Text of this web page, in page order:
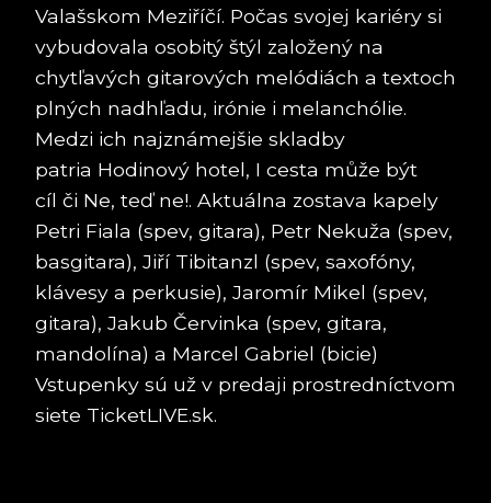
Valašskom Meziříčí. Počas svojej kariéry si
vybudovala osobitý štýl založený na
chytľavých gitarových melódiách a textoch
plných nadhľadu, irónie i melanchólie.
Medzi ich najznámejšie skladby
patria Hodinový hotel, I cesta může být
cíl či Ne, teď ne!. Aktuálna zostava kapely
Petri Fiala (spev, gitara), Petr Nekuža (spev,
basgitara), Jiří Tibitanzl (spev, saxofóny,
klávesy a perkusie), Jaromír Mikel (spev,
gitara), Jakub Červinka (spev, gitara,
mandolína) a Marcel Gabriel (bicie)
Vstupenky sú už v predaji prostredníctvom
siete TicketLIVE.sk.